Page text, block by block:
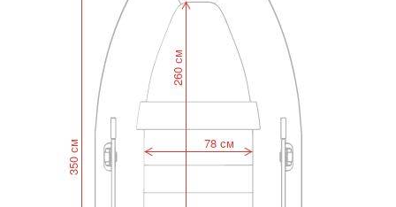
78 см
260 см
350 см